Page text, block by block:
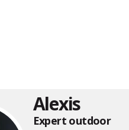
Alexis
Expert outdoor